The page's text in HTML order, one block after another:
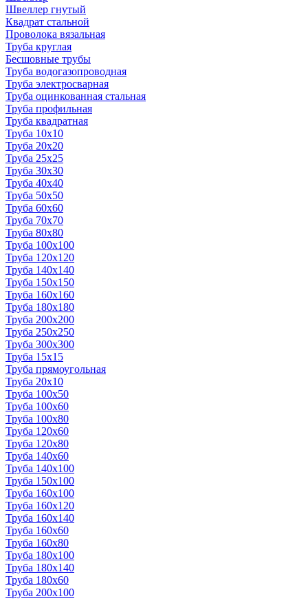
Швеллер гнутый
Квадрат стальной
Проволока вязальная
Труба круглая
Бесшовные трубы
Труба водогазопроводная
Труба электросварная
Труба оцинкованная стальная
Труба профильная
Труба квадратная
Труба 10x10
Труба 20x20
Труба 25x25
Труба 30x30
Труба 40x40
Труба 50x50
Труба 60x60
Труба 70x70
Труба 80x80
Труба 100x100
Труба 120x120
Труба 140x140
Труба 150x150
Труба 160x160
Труба 180x180
Труба 200x200
Труба 250x250
Труба 300x300
Труба 15x15
Труба прямоугольная
Труба 20x10
Труба 100x50
Труба 100x60
Труба 100x80
Труба 120x60
Труба 120x80
Труба 140x60
Труба 140x100
Труба 150x100
Труба 160x100
Труба 160x120
Труба 160x140
Труба 160x60
Труба 160x80
Труба 180x100
Труба 180x140
Труба 180x60
Труба 200x100